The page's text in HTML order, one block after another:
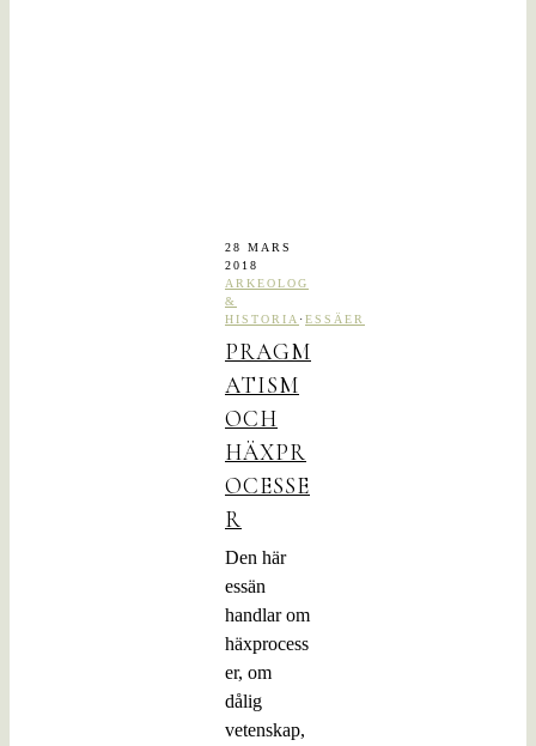
28 MARS
2018
ARKEOLOG
&
HISTORIA ·ESSÄER
PRAGM
ATISM
OCH
HÄXPR
OCESSE
R
Den här
essän
handlar om
häxprocess
er, om
dålig
vetenskap,